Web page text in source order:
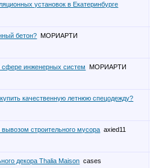
установок в Екатеринбурге
бетон? МОРИАРТИ
сфере инженерных систем
МОРИАРТИ
качественную летнюю спецодежду?
строительного мусора axied11
декора Thalia Maison cases